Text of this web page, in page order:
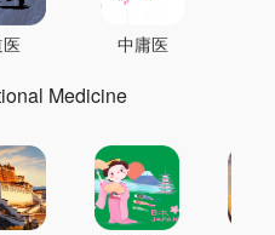
中庸医
Medicine